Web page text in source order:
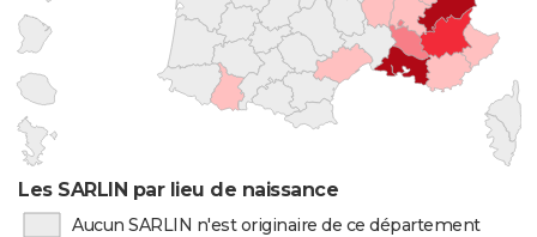
Les SARLIN par lieu de naissance
Aucun SARLIN n'est originaire de ce département